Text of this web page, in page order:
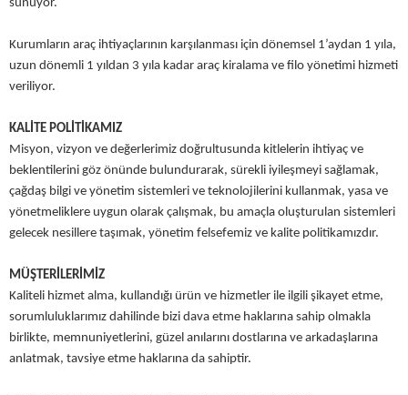
sunuyor.
Kurumların araç ihtiyaçlarının karşılanması için dönemsel 1’aydan 1 yıla,
uzun dönemli 1 yıldan 3 yıla kadar araç kiralama ve filo yönetimi hizmeti
veriliyor.
KALİTE POLİTİKAMIZ
Misyon, vizyon ve değerlerimiz doğrultusunda kitlelerin ihtiyaç ve
beklentilerini göz önünde bulundurarak, sürekli iyileşmeyi sağlamak,
çağdaş bilgi ve yönetim sistemleri ve teknolojilerini kullanmak, yasa ve
yönetmeliklere uygun olarak çalışmak, bu amaçla oluşturulan sistemleri
gelecek nesillere taşımak, yönetim felsefemiz ve kalite politikamızdır.
MÜŞTERİLERİMİZ
Kaliteli hizmet alma, kullandığı ürün ve hizmetler ile ilgili şikayet etme,
sorumluluklarımız dahilinde bizi dava etme haklarına sahip olmakla
birlikte, memnuniyetlerini, güzel anılarını dostlarına ve arkadaşlarına
anlatmak, tavsiye etme haklarına da sahiptir.